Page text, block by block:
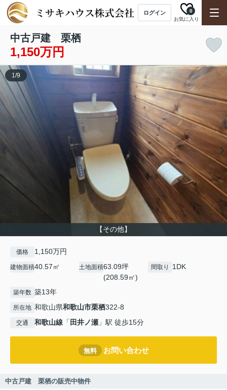
ログイン
お気に入り
0
中古戸建 栗栖
1,150万円
【その他】
1/9
価格 1,150万円
建物面積40.57㎡ 土地面積63.09坪
(208.59㎡)
間取り 1DK
築年数 築13年
所在地 和歌山県和歌山市栗栖322-8
交通 和歌山線 「 田井ノ瀬 」駅 徒歩15分
無料 お問い合わせ
中古戸建 栗栖の販売中物件